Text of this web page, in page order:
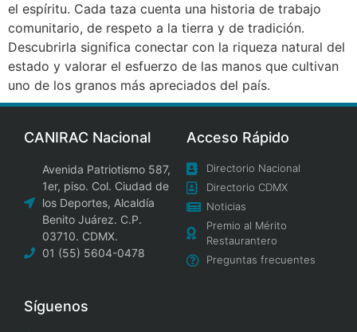
el espíritu. Cada taza cuenta una historia de trabajo
comunitario, de respeto a la tierra y de tradición.
Descubrirla significa conectar con la riqueza natural del
estado y valorar el esfuerzo de las manos que cultivan
uno de los granos más apreciados del país.
CANIRAC Nacional
Avenida Patriotismo 587,
1er, piso. Col. Ciudad de
los Deportes, Alcaldía
Benito Juárez. C.P.
03710. CDMX.
01 (55) 5604-0478
Acceso Rápido
Directorio Nacional
Directorio CDMX
Noticias
Premio al Mérito
Restaurantero
Preguntas frecuentes
Síguenos